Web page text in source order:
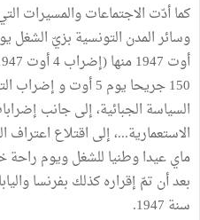
كما أدّت الاجتماعات والمسيرات
وسائر المدن التونسية بزيّ
السياسة الجبائية، إلى جانب
الاستعمارية...، إلى اقتلاع
بعد أن تمّ إقراره كذلك بفرنسا
سنة 1947.